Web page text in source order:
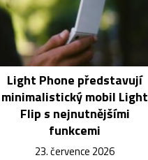
Light Phone představují
minimalistický mobil Light
Flip s nejnutnějšími
funkcemi
23. července 2026